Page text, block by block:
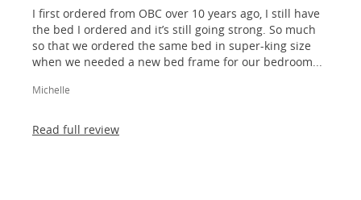
I first ordered from OBC over 10 years ago, I still have
the bed I ordered and it’s still going strong. So much
so that we ordered the same bed in super-king size
when we needed a new bed frame for our bedroom...
Michelle
Read full review